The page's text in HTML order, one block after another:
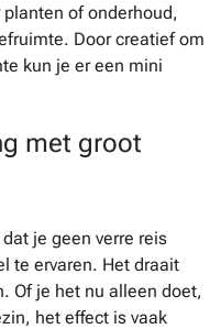
of onderhoud,
Door creatief om
kun je er een mini
met groot
je geen verre reis
te ervaren. Het draait
Of je het nu alleen doet,
het effect is vaak